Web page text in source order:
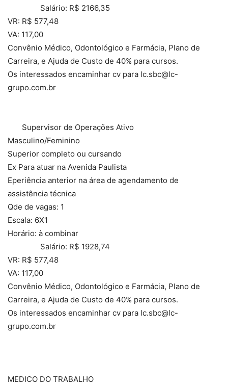
Salário: R$ 2166,35
VR: R$ 577,48
VA: 117,00
Convênio Médico, Odontológico e Farmácia, Plano de
Carreira, e Ajuda de Custo de 40% para cursos.
Os interessados encaminhar cv para lc.sbc@lc-
grupo.com.br
Supervisor de Operações Ativo
Masculino/Feminino
Superior completo ou cursando
Ex Para atuar na Avenida Paulista
Eperiência anterior na área de agendamento de
assistência técnica
Qde de vagas: 1
Escala: 6X1
Horário: à combinar
Salário: R$ 1928,74
VR: R$ 577,48
VA: 117,00
Convênio Médico, Odontológico e Farmácia, Plano de
Carreira, e Ajuda de Custo de 40% para cursos.
Os interessados encaminhar cv para lc.sbc@lc-
grupo.com.br
MEDICO DO TRABALHO